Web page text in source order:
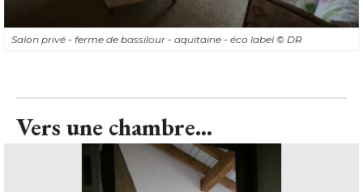
Salon privé - ferme de bassilour - aquitaine - éco label © DR
Vers une chambre...